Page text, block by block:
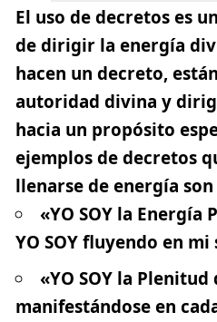
El uso dedecretoses
de dirigir la energía
hacen un decreto,
autoridad divina y
hacia un propósito
ejemplos de decretos
llenarse de energía
«YO SOY la Energía
YO SOY fluyendo en
«YO SOY la
manifestándose en